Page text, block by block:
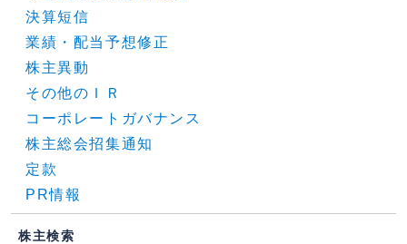
決算短信
業績・配当予想修正
株主異動
その他のＩＲ
コーポレートガバナンス
株主総会招集通知
定款
PR情報
株主検索